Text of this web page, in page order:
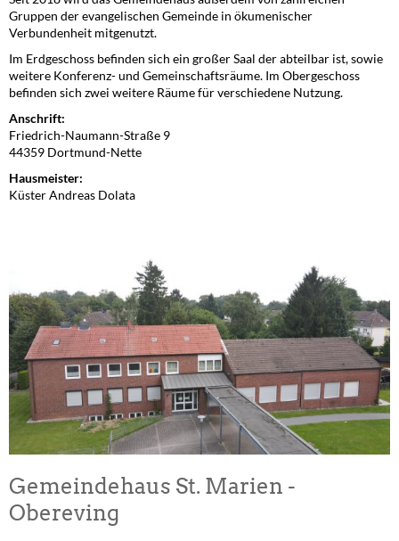
Gruppen der evangelischen Gemeinde in ökumenischer
Verbundenheit mitgenutzt.
Im Erdgeschoss befinden sich ein großer Saal der abteilbar ist, sowie
weitere Konferenz- und Gemeinschaftsräume. Im Obergeschoss
befinden sich zwei weitere Räume für verschiedene Nutzung.
Anschrift:
Friedrich-Naumann-Straße 9
44359 Dortmund-Nette
Hausmeister:
Küster Andreas Dolata
Gemeindehaus St. Marien -
Obereving